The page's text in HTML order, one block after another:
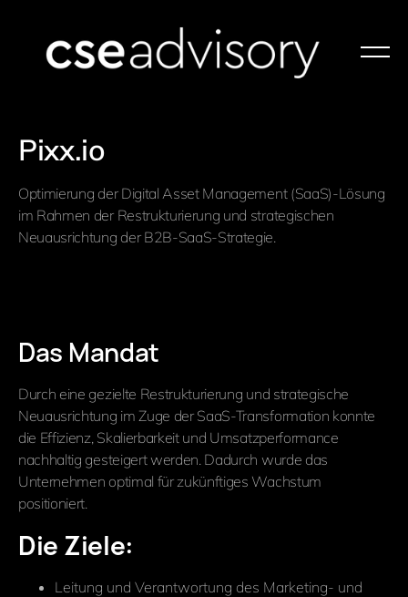
Pixx.io
Optimierung der Digital Asset Management (SaaS)-Lösung
im Rahmen der Restrukturierung und strategischen
Neuausrichtung der B2B-SaaS-Strategie.
Das Mandat
Durch eine gezielte Restrukturierung und strategische
Neuausrichtung im Zuge der SaaS-Transformation konnte
die Effizienz, Skalierbarkeit und Umsatzperformance
nachhaltig gesteigert werden. Dadurch wurde das
Unternehmen optimal für zukünftiges Wachstum
positioniert.
Die Ziele:
Leitung und Verantwortung des Marketing- und